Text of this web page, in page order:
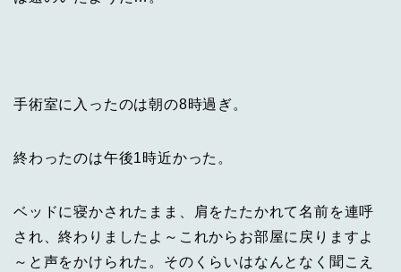
手術室に入ったのは朝の8時過ぎ。
終わったのは午後1時近かった。
ベッドに寝かされたまま、肩をたたかれて名前を連呼
され、終わりましたよ～これからお部屋に戻りますよ
～と声をかけられた。そのくらいはなんとなく聞こえ